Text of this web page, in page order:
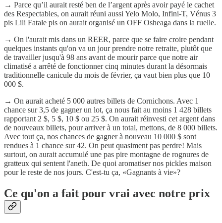
→ Parce qu’il aurait resté ben de l’argent après avoir payé le cachet
des Respectables, on aurait réuni aussi Yelo Molo, Infini-T, Vénus 3
pis Lili Fatale pis on aurait organisé un OFF Osheaga dans la ruelle.
→ On l'aurait mis dans un REER, parce que se faire croire pendant
quelques instants qu'on va un jour prendre notre retraite, plutôt que
de travailler jusqu'à 98 ans avant de mourir parce que notre air
climatisé a arrêté de fonctionner cinq minutes durant la désormais
traditionnelle canicule du mois de février, ça vaut bien plus que 10
000 $.
→ On aurait acheté 5 000 autres billets de Cornichons. Avec 1
chance sur 3,5 de gagner un lot, ça nous fait au moins 1 428 billets
rapportant 2 $, 5 $, 10 $ ou 25 $. On aurait réinvesti cet argent dans
de nouveaux billets, pour arriver à un total, mettons, de 8 000 billets.
Avec tout ça, nos chances de gagner à nouveau 10 000 $ sont
rendues à 1 chance sur 42. On peut quasiment pas perdre! Mais
surtout, on aurait accumulé une pas pire montagne de rognures de
gratteux qui sentent l'aneth. De quoi aromatiser nos pickles maison
pour le reste de nos jours. C'est-tu ça, «Gagnants à vie»?
Ce qu'on a fait pour vrai avec notre prix